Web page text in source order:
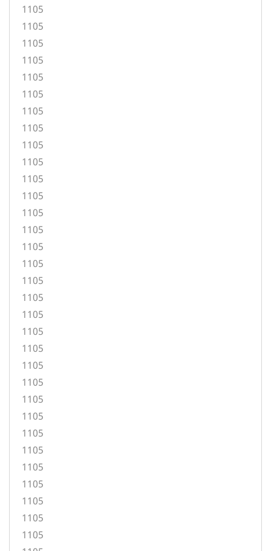
1105
1105
1105
1105
1105
1105
1105
1105
1105
1105
1105
1105
1105
1105
1105
1105
1105
1105
1105
1105
1105
1105
1105
1105
1105
1105
1105
1105
1105
1105
1105
1105